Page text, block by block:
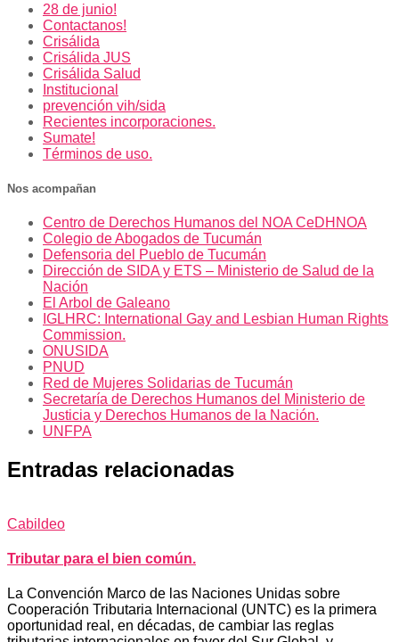
28 de junio!
Contactanos!
Crisálida
Crisálida JUS
Crisálida Salud
Institucional
prevención vih/sida
Recientes incorporaciones.
Sumate!
Términos de uso.
Nos acompañan
Centro de Derechos Humanos del NOA CeDHNOA
Colegio de Abogados de Tucumán
Defensoria del Pueblo de Tucumán
Dirección de SIDA y ETS – Ministerio de Salud de la
Nación
El Arbol de Galeano
IGLHRC: International Gay and Lesbian Human Rights
Commission.
ONUSIDA
PNUD
Red de Mujeres Solidarias de Tucumán
Secretaría de Derechos Humanos del Ministerio de
Justicia y Derechos Humanos de la Nación.
UNFPA
Entradas relacionadas
Cabildeo
Tributar para el bien común.
La Convención Marco de las Naciones Unidas sobre
Cooperación Tributaria Internacional (UNTC) es la primera
oportunidad real, en décadas, de cambiar las reglas